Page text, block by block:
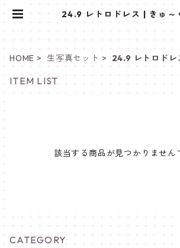
24.9 レトロドレス | きゅ～
HOME 生写真セット 24.9 レトロドレ
ITEM LIST
該当する商品が見つかりません
CATEGORY